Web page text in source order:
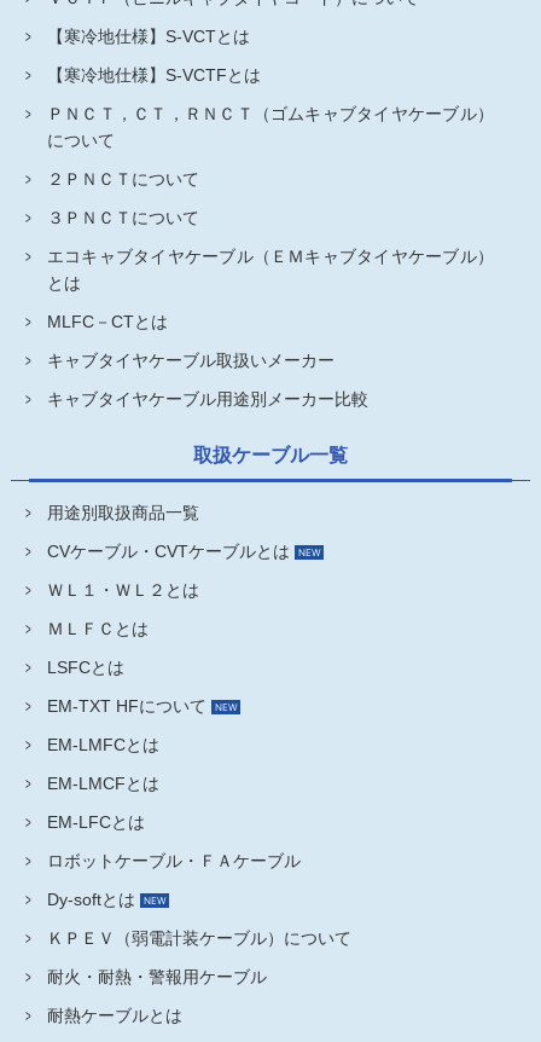
【寒冷地仕様】S-VCTとは
【寒冷地仕様】S-VCTFとは
ＰＮＣＴ，ＣＴ，ＲＮＣＴ（ゴムキャブタイヤケーブル）
について
２ＰＮＣＴについて
３ＰＮＣＴについて
エコキャブタイヤケーブル（ＥＭキャブタイヤケーブル）
とは
MLFC－CTとは
キャブタイヤケーブル取扱いメーカー
キャブタイヤケーブル用途別メーカー比較
取扱ケーブル一覧
用途別取扱商品一覧
CVケーブル・CVTケーブルとは
ＷＬ１・ＷＬ２とは
ＭＬＦＣとは
LSFCとは
EM-TXT HFについて
EM-LMFCとは
EM-LMCFとは
EM-LFCとは
ロボットケーブル・ＦＡケーブル
Dy-softとは
ＫＰＥＶ（弱電計装ケーブル）について
耐火・耐熱・警報用ケーブル
耐熱ケーブルとは